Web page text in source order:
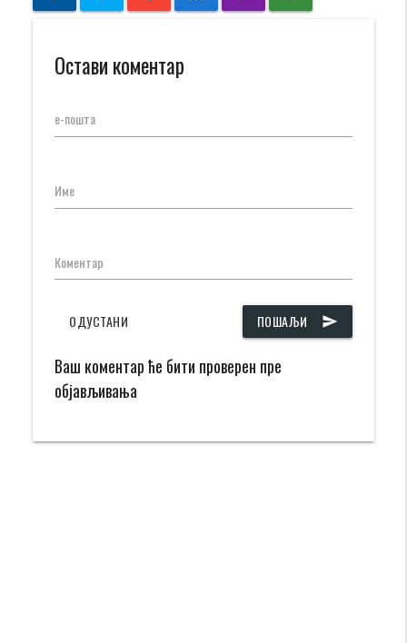
Остави коментар
е-пошта
Име
Коментар
ПОШАЉИ send
ОДУСТАНИ
Ваш коментар ће бити проверен пре
објављивања